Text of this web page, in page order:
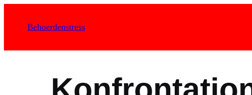
Behoerdenstress